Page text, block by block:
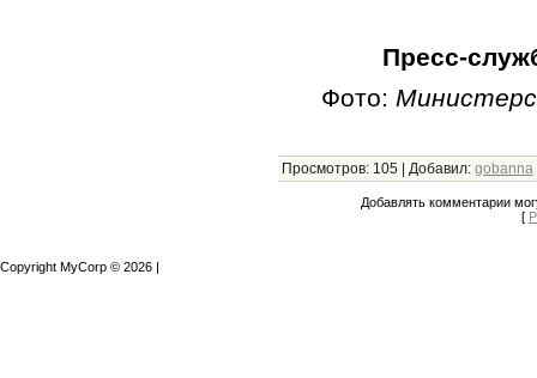
Пресс-
Фото:
Просмотров: 105| Добавил: gobanna
Добавлять комментарии
[
Copyright MyCorp © 2026 |